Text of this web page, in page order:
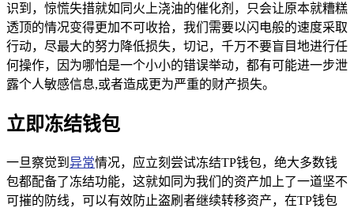
识到，惊慌失措就如同火上浇油的催化剂，只会让原本就糟糕
透顶的情况变得更加不可收拾，我们需要以闪电般的速度采取
行动，尽最大的努力降低损失，切记，千万不要盲目地进行任
何操作，因为哪怕是一个小小的错误举动，都有可能进一步泄
露个人敏感信息,或者造成更为严重的财产损失。
立即冻结钱包
一旦察觉到 异常情况，应立刻尝试冻结TP钱包，绝大多数钱
包都配备了冻结功能，这就如同为我们的资产加上了一道坚不
可摧的防线，可以有效防止盗刷者继续转移资产，在TP钱包